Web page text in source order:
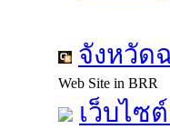
จังหวัด
Web Site in BRR
เว็บไซ